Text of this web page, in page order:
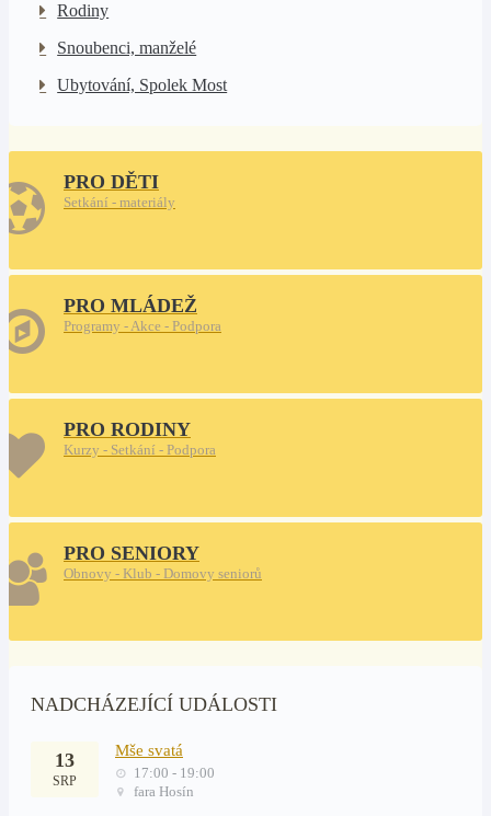
Rodiny
Snoubenci, manželé
Ubytování, Spolek Most
PRO DĚTI
Setkání - materiály
PRO MLÁDEŽ
Programy - Akce - Podpora
PRO RODINY
Kurzy - Setkání - Podpora
PRO SENIORY
Obnovy - Klub - Domovy seniorů
NADCHÁZEJÍCÍ UDÁLOSTI
13
SRP
Mše svatá
17:00 - 19:00
fara Hosín